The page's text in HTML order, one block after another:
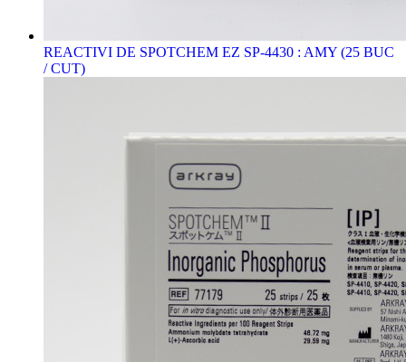
REACTIVI DE SPOTCHEM EZ SP-4430 : AMY (25 BUC
/ CUT)